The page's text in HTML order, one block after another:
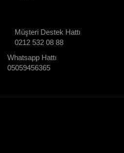
Müşteri Destek Hattı
0212 532 08 88
Whatsapp Hattı
05059456365